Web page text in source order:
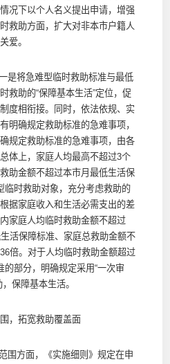
况下以个人名义提出申请，增强
救助方面，扩大对非本市户籍人
爱。
将急难型临时救助标准与最低
救助的“保障基本生活”定位，促
度相衔接。同时，依法依规、实
明确规定救助标准的急难事项，
规定救助标准的急难事项，由各
体上，家庭人均最高不超过3个
助金额不超过本市月最低生活保
临时救助对象，充分考虑救助的
据家庭收入和生活必需支出的差
家庭人均临时救助金额不超过
活保障标准、家庭总救助金额不
倍。对于人均临时救助金额超过
部分，明确规定采用“一次审
保障基本生活。
，拓宽救助覆盖面
方面，《实施细则》规定在申